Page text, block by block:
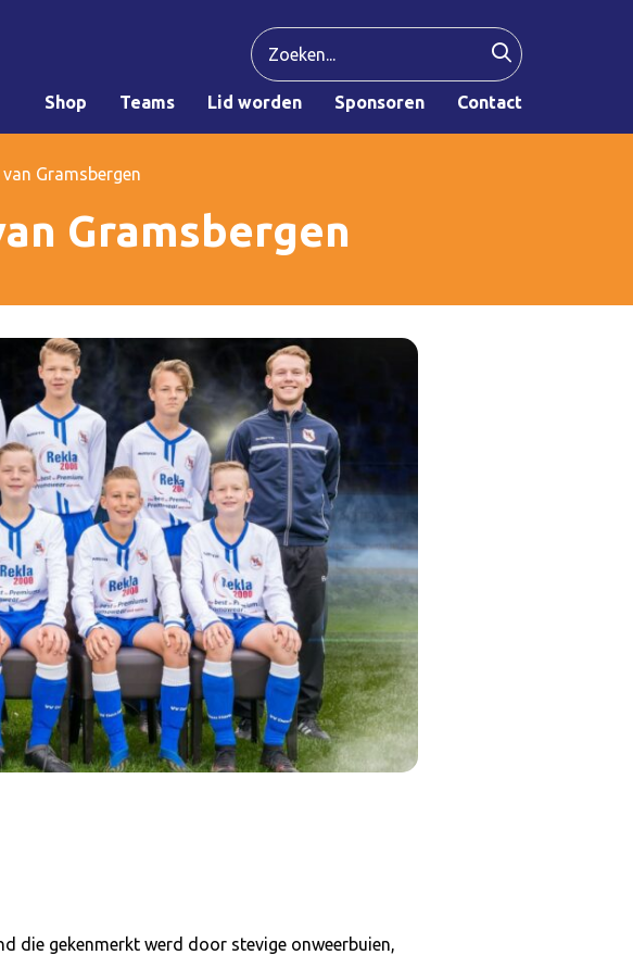
Shop Teams Lid worden Sponsoren Contact
Gramsbergen
Gramsbergen
die gekenmerkt werd door stevige onweerbuien,